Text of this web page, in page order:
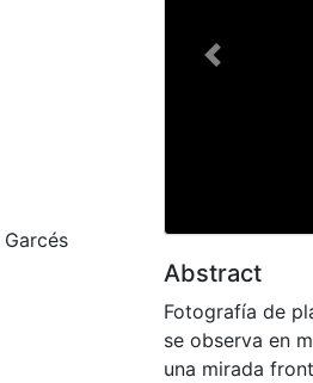
Previous
Abstract
Fotografía de
se observa en
una mirada